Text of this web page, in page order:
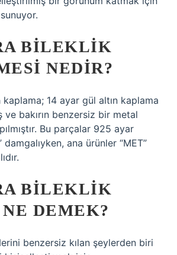
BILEKLIK
NEDIR?
kaplama; 14 ayar gül altın kaplama
bakırın benzersiz bir metal
Bu parçalar 925 ayar
damgalıyken, ana ürünler “MET”
BILEKLIK
DEMEK?
benzersiz kılan şeylerden biri